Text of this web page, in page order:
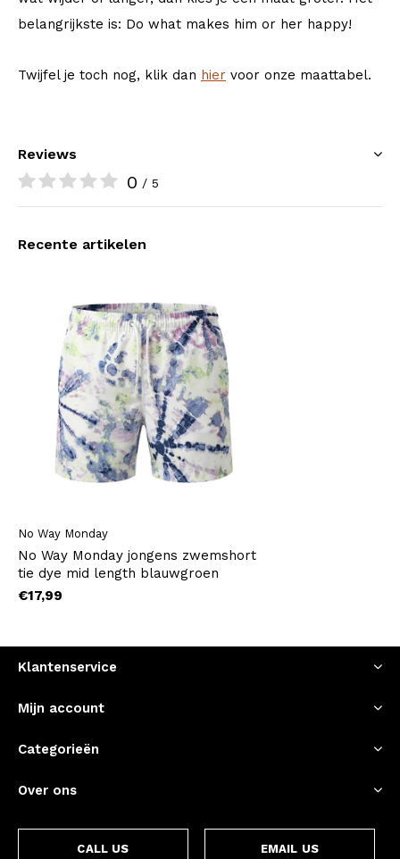
belangrijkste is: Do what makes him or her happy!
Twijfel je toch nog, klik dan hier voor onze maattabel.
Reviews
0 / 5
Recente artikelen
No Way Monday
No Way Monday jongens zwemshort
tie dye mid length blauwgroen
€17,99
Klantenservice
Mijn account
Categorieën
Over ons
CALL US EMAIL US